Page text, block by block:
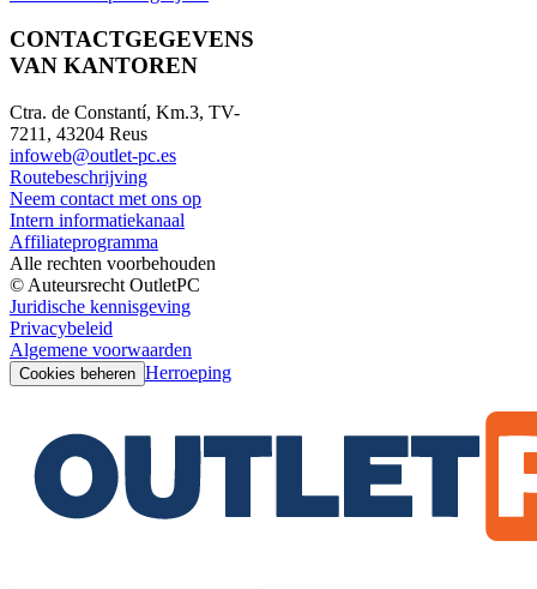
CONTACTGEGEVENS
VAN KANTOREN
Ctra. de Constantí, Km.3, TV-
7211, 43204 Reus
infoweb@outlet-pc.es
Routebeschrijving
Neem contact met ons op
Intern informatiekanaal
Affiliateprogramma
Alle rechten voorbehouden
© Auteursrecht OutletPC
Juridische kennisgeving
Privacybeleid
Algemene voorwaarden
Cookies beheren Herroeping